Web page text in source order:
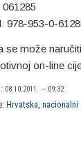
978-953-0-
se može
on-line
08.10.2011. — 09:32
Hrvatska, nacionalni